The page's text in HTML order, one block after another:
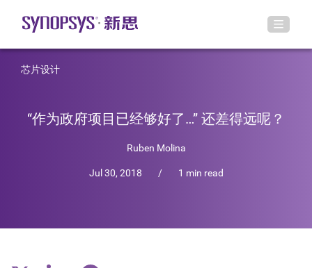
芯片设计
“作为政府项目已经够好了…” 还差得远呢？
Ruben Molina
Jul 30, 2018 / 1 min read